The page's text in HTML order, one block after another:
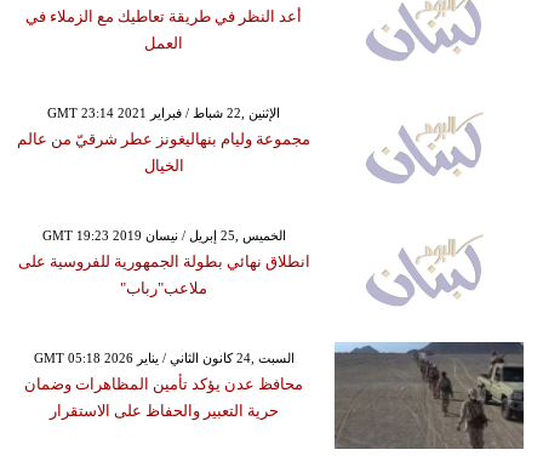
أعد النظر في طريقة تعاطيك مع الزملاء في
العمل
GMT 23:14 2021 الإثنين ,22 شباط / فبراير
مجموعة وليام بنهاليغونز عطر شرقيّ من عالم
الخيال
GMT 19:23 2019 الخميس ,25 إبريل / نيسان
انطلاق نهائي بطولة الجمهورية للفروسية على
ملاعب"رباب"
GMT 05:18 2026 السبت ,24 كانون الثاني / يناير
محافظ عدن يؤكد تأمين المظاهرات وضمان
حرية التعبير والحفاظ على الاستقرار